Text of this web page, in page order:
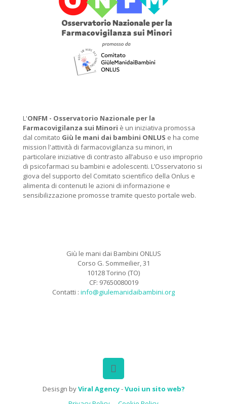
L'ONFM - Osservatorio Nazionale per la
Farmacovigilanza sui Minori è un iniziativa promossa
dal comitato Giù le mani dai bambini ONLUS e ha come
mission l'attività di farmacovigilanza su minori, in
particolare iniziative di contrasto all’abuso e uso improprio
di psicofarmaci su bambini e adolescenti. L’Osservatorio si
giova del supporto del Comitato scientifico della Onlus e
alimenta di contenuti le azioni di informazione e
sensibilizzazione promosse tramite questo portale web.
Giù le mani dai Bambini ONLUS
Corso G. Sommeilier, 31
10128 Torino (TO)
CF: 97650080019
Contatti : info@giulemanidaibambini.org
Desisgn byViral Agency-Vuoi un sito web?